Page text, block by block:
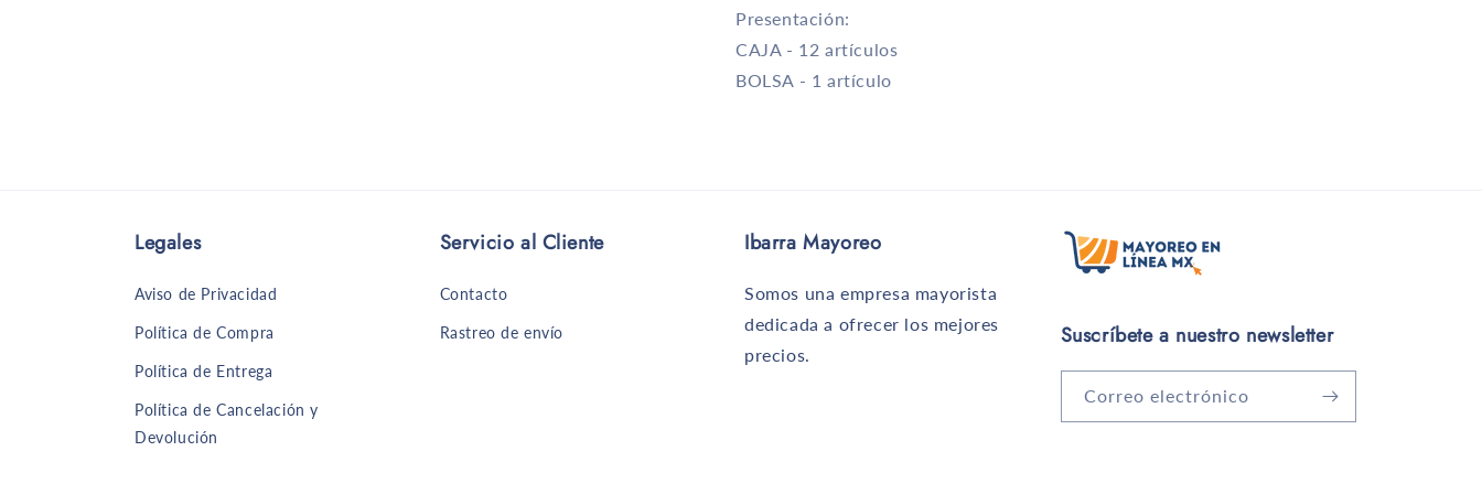
Presentación:
CAJA - 12 artículos
BOLSA - 1 artículo
Legales
Aviso de Privacidad
Política de Compra
Política de Entrega
Política de Cancelación y
Devolución
Servicio al Cliente
Contacto
Rastreo de envío
Ibarra Mayoreo
Somos una empresa mayorista
dedicada a ofrecer los mejores
precios.
Suscríbete a nuestro newsletter
Correo electrónico